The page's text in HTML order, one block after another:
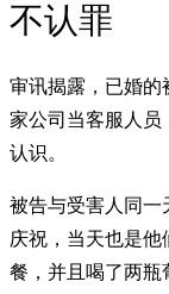
不认罪
审讯揭露，已婚的
家公司当客服人员
认识。
被告与受害人同一
庆祝，当天也是
餐，并且喝了两瓶